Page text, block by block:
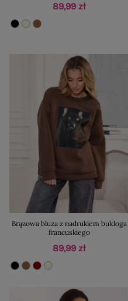
89,99 zł
Brązowa bluza z nadrukiem buldoga
francuskiego
89,99 zł